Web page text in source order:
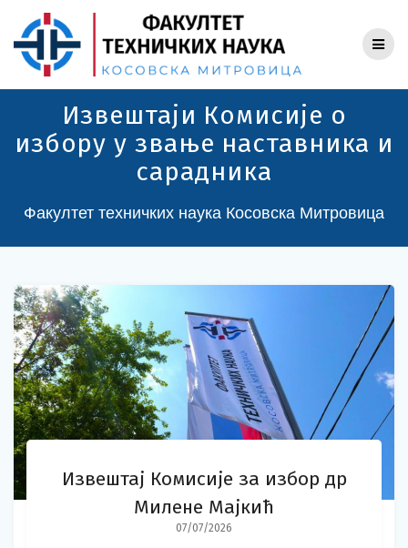
to
content
Извештаји Комисије о
избору у звање наставника и
сарадника
Факултет техничких наука Косовска Митровица
Извештај Комисије за избор др
Милене Мајкић
07/07/2026